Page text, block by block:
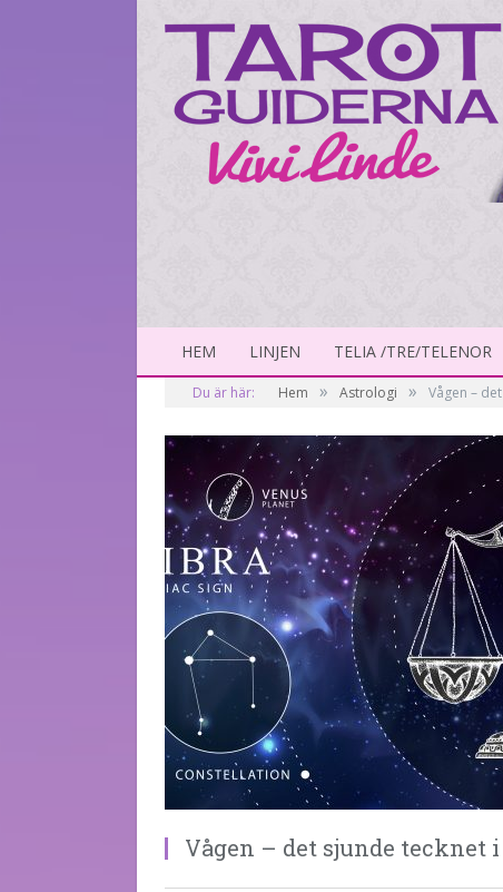
HEM LINJEN TELIA /TRE/TELENOR
Du är här: Hem » Astrologi » Vågen –
Vågen – det sjunde tecknet